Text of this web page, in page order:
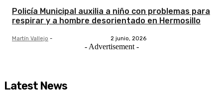
Policía Municipal auxilia a niño con problemas para
respirar y a hombre desorientado en Hermosillo
Martín Vallejo - 2 junio, 2026
- Advertisement -
Latest News